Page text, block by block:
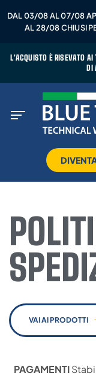
DAL 03/08 AL 07/08
AL 28/08 CHIUSI
L'ACQUISTO È RISEVATO
DI
VAI AI PRODOTTI
PAGAMENTI